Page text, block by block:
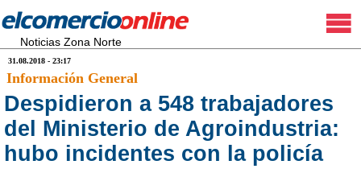
Noticias Zona Norte
31.08.2018 - 23:17
Información General
Despidieron a 548 trabajadores
del Ministerio de Agroindustria:
hubo incidentes con la policía